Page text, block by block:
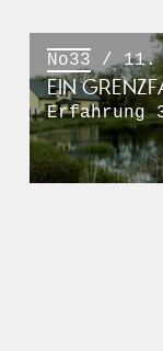
No33 / 11.
EIN
Erfahrung